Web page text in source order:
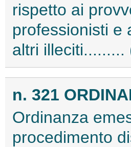
rispetto ai
professionisti e
altri illeciti.........
n. 321
Ordinanza
procedimento